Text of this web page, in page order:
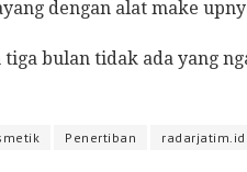
dengan alat make
tiga bulan tidak ada yang
Penertiban radarjatim.id